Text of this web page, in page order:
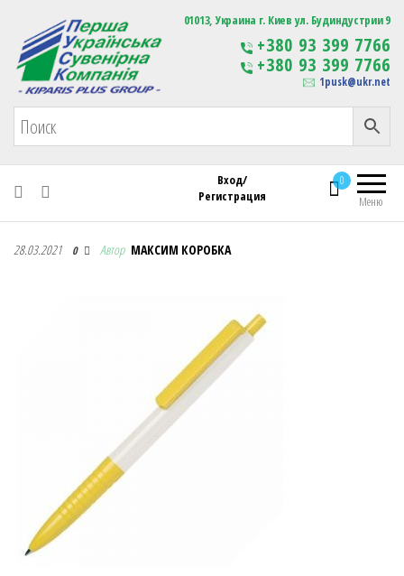
Первая Украинская Сувенирная Компания Изготовление
сувенирной продукции
с логотипом
01013, Украина г. Киев ул. Будиндустрии 9
+380 93 399 7766
+380 93 399 7766
1pusk@ukr.net
Меню
0
Вход/
Регистрация
Первая Украинская Сувенирная Компания
28.03.2021 0 Автор МАКСИМ КОРОБКА